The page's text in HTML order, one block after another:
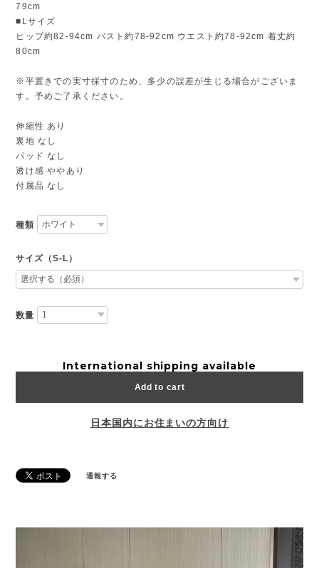
79cm
■Lサイズ
ヒップ約82-94cm バスト約78-92cm ウエスト約78-92cm 着丈約
80cm
※平置きでの実寸採寸のため、多少の誤差が生じる場合がございま
す。予めご了承ください。
伸縮性 あり
裏地 なし
パッド なし
透け感 ややあり
付属品 なし
種類
サイズ（S-L）
数量
International shipping available
Add to cart
日本国内にお住まいの方向け
通報する